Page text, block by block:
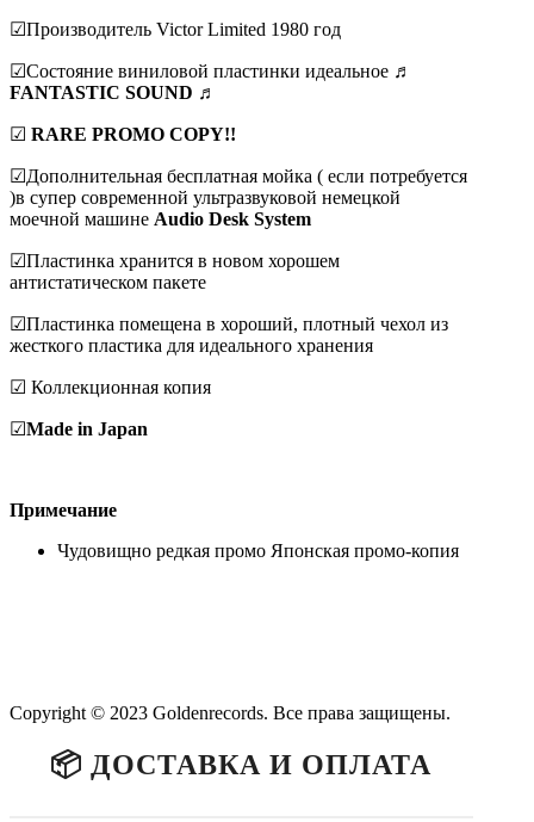
☑Производитель Victor Limited 1980 год
☑Состояние виниловой пластинки идеальное ♬
FANTASTIC SOUND ♬
☑ RARE PROMO COPY!!
☑Дополнительная бесплатная мойка ( если потребуется
)в супер современной ультразвуковой немецкой
моечной машине Audio Desk System
☑Пластинка хранится в новом хорошем
антистатическом пакете
☑Пластинка помещена в хороший, плотный чехол из
жесткого пластика для идеального хранения
☑ Коллекционная копия
☑Made in Japan
Примечание
Чудовищно редкая промо Японская промо-копия
Copyright © 2023 Goldenrecords. Все права защищены.
📦 ДОСТАВКА И ОПЛАТА